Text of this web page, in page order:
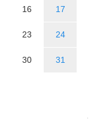
16 17
23 24
30 31